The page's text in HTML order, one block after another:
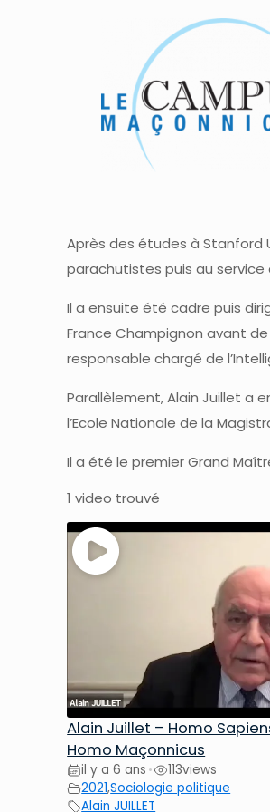
Après des études à Stanford
parachutistes puis au service
Il a ensuite été cadre puis
France Champignon avant
responsable chargé de
Parallèlement, Alain Juillet a
l’Ecole Nationale de la
Il a été le premier Grand
1 video trouvé
Alain Juillet – Homo
Homo Maçonnicus
il y a 6 ans • 113views
2021,Sociologie politique
Alain JUILLET